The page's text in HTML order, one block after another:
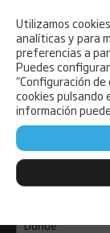
Utilizamos
analíticas y para
preferencias a
Puedes
“Configuración
cookies pulsando
información
Consulta
de forma